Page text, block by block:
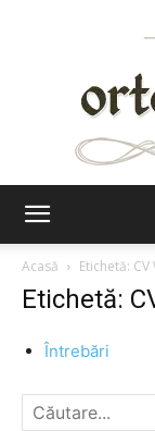
Acasă
Etichetă:
Etichetă:
Întrebări